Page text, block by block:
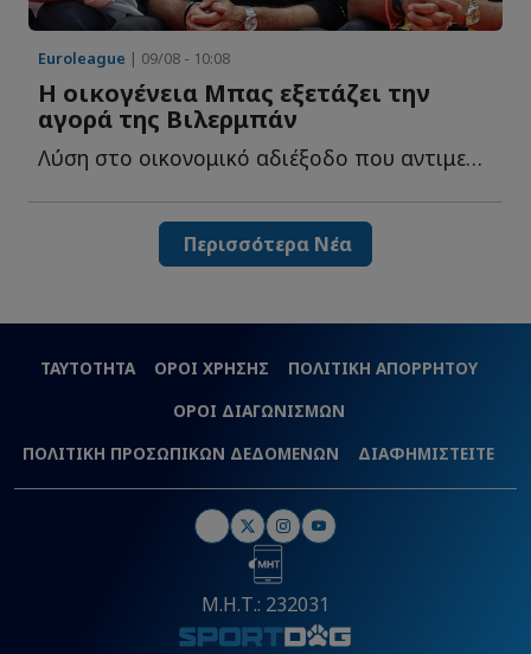
Euroleague | 09/08 - 10:08
Η οικογένεια Μπας εξετάζει την
αγορά της Βιλερμπάν
Λύση στο οικονομικό αδιέξοδο που αντιμετωπίζει η Βιλερμπάν φ...
Περισσότερα Νέα
ΤΑΥΤΟΤΗΤΑ ΟΡΟΙ ΧΡΗΣΗΣ
ΠΟΛΙΤΙΚΗ ΑΠΟΡΡΗΤΟΥ
ΟΡΟΙ ΔΙΑΓΩΝΙΣΜΩΝ
ΠΟΛΙΤΙΚΗ ΠΡΟΣΩΠΙΚΩΝ ΔΕΔΟΜΕΝΩΝ
ΔΙΑΦΗΜΙΣΤΕΙΤΕ
Μ.Η.Τ.: 232031